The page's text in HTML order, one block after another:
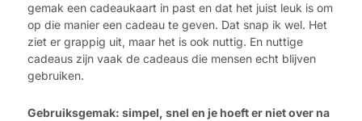
gemak een cadeaukaart in past en dat het juist leuk is om
op die manier een cadeau te geven. Dat snap ik wel. Het
ziet er grappig uit, maar het is ook nuttig. En nuttige
cadeaus zijn vaak de cadeaus die mensen echt blijven
gebruiken.
Gebruiksgemak: simpel, snel en je hoeft er niet over na